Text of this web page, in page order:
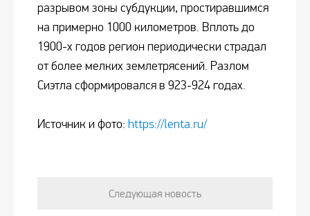
разрывом зоны субдукции, простиравшимся
на примерно 1000 километров. Вплоть до
1900-х годов регион периодически страдал
от более мелких землетрясений. Разлом
Сиэтла сформировался в 923-924 годах.
Источник и фото: https://lenta.ru/
Следующая новость